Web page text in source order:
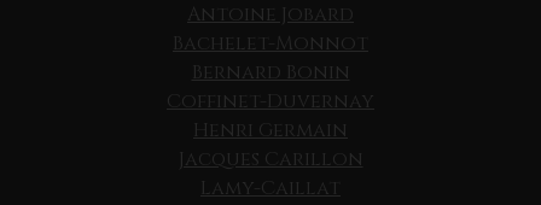
Antoine Jobard
Bachelet-Monnot
Bernard Bonin
Coffinet-Duvernay
Henri Germain
Jacques Carillon
Lamy-Caillat